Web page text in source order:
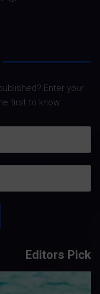
Enter your
first to know.
Editors Pick